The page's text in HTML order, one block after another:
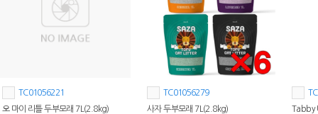
TC01056221
오 마이 리틀 두부모래 7L(2.8kg)
TC01056279
사자 두부모래 7L(2.8kg)
Tabby